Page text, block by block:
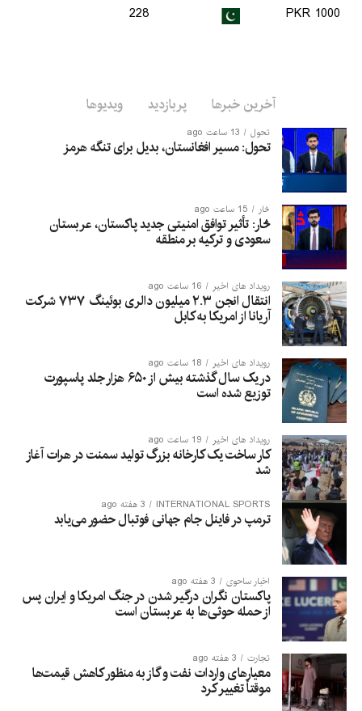
1000 PKR
228
آخرین خبرها پربازدید ویدیوها
تحول 13 ساعت ago
تحول: مسیر افغانستان، بدیل برای تنگه هرمز
څار 15 ساعت ago
څار: تأثیر توافق امنیتی جدید پاکستان، عربستان
سعودی و ترکیه بر منطقه
رویداد های اخیر 16 ساعت ago
انتقال انجن ۲.۳ میلیون دالری بوئینگ ۷۳۷ شرکت
آریانا از امریکا به کابل
رویداد های اخیر 18 ساعت ago
در یک سال گذشته بیش از ۶۵۰ هزار جلد پاسپورت
توزیع شده است
رویداد های اخیر 19 ساعت ago
کار ساخت یک کارخانه بزرگ تولید سمنت در هرات آغاز
شد
INTERNATIONAL SPORTS 3 هفته ago
ترمپ در فاینل جام جهانی فوتبال حضور می‌یابد
اخبار ساحوی 3 هفته ago
پاکستان نگران درگیر شدن در جنگ امریکا و ایران پس
از حمله حوثی‌ها به عربستان است
تجارت 3 هفته ago
معیارهای واردات نفت و گاز به منظور کاهش قیمت‌ها
موقتاً تغییر کرد